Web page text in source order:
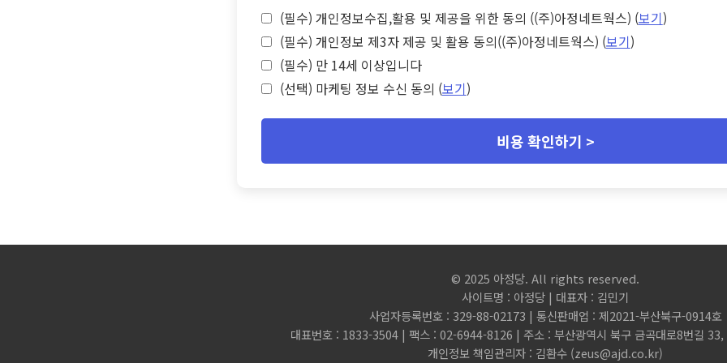
(필수) 개인정보수집,활용 및 제공을 위한 동의 ((주)아정네트웍스) (보기)
(필수) 개인정보 제3자 제공 및 활용 동의((주)아정네트웍스) (보기)
(필수) 만 14세 이상입니다
(선택) 마케팅 정보 수신 동의 (보기)
비용 확인하기 >
© 2025 아정당. All rights reserved.
사이트명 : 아정당 | 대표자 : 김민기
사업자등록번호 : 329-88-02173 | 통신판매업 : 제2021-부산북구-0914호
대표번호 : 1833-3504 | 팩스 : 02-6944-8126 | 주소 : 부산광역시 북구 금곡대로8번길 33,
개인정보 책임관리자 : 김환수 (zeus@ajd.co.kr)